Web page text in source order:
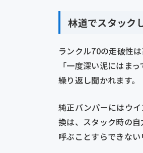
林道でスタック
ランクル70の走破性
「一度深い泥にはま
繰り返し聞かれます。
純正バンパーにはウ
換は、スタック時の
呼ぶことすらできない